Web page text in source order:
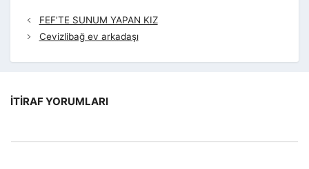
FEF’TE SUNUM YAPAN KIZ
Cevizlibağ ev arkadaşı
İTIRAF YORUMLARI